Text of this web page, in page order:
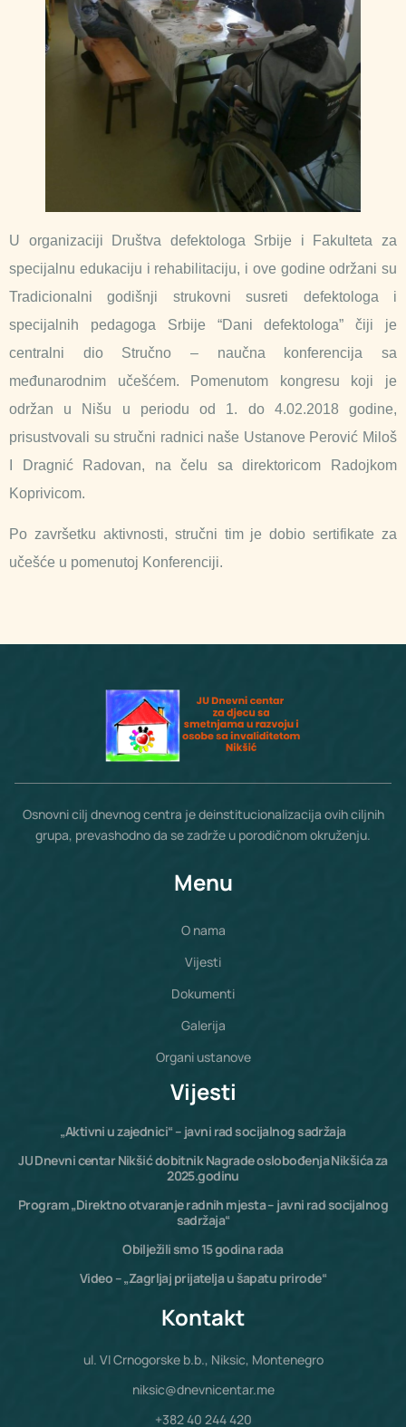
U organizaciji Društva defektologa Srbije i Fakulteta za
specijalnu edukaciju i rehabilitaciju, i ove godine održani su
Tradicionalni godišnji strukovni susreti defektologa i
specijalnih pedagoga Srbije “Dani defektologa” čiji je
centralni dio Stručno – naučna konferencija sa
međunarodnim učešćem. Pomenutom kongresu koji je
održan u Nišu u periodu od 1. do 4.02.2018 godine,
prisustvovali su stručni radnici naše Ustanove Perović Miloš
I Dragnić Radovan, na čelu sa direktoricom Radojkom
Koprivicom.
Po završetku aktivnosti, stručni tim je dobio sertifikate za
učešće u pomenutoj Konferenciji.
Osnovni cilj dnevnog centra je deinstitucionalizacija ovih ciljnih
grupa, prevashodno da se zadrže u porodičnom okruženju.
Menu
O nama
Vijesti
Dokumenti
Galerija
Organi ustanove
Vijesti
„Aktivni u zajednici“ – javni rad socijalnog sadržaja
JU Dnevni centar Nikšić dobitnik Nagrade oslobođenja Nikšića za
2025.godinu
Program „Direktno otvaranje radnih mjesta – javni rad socijalnog
sadržaja“
Obilježili smo 15 godina rada
Video – „Zagrljaj prijatelja u šapatu prirode“
Kontakt
ul. VI Crnogorske b.b., Niksic, Montenegro
niksic@dnevnicentar.me
+382 40 244 420